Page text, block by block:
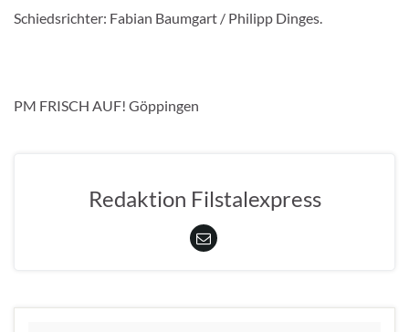
Schiedsrichter: Fabian Baumgart / Philipp Dinges.
PM FRISCH AUF! Göppingen
Redaktion Filstalexpress